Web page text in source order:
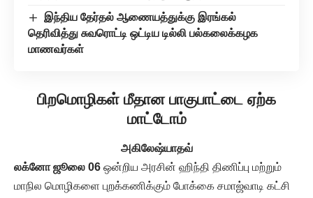
இந்திய தேர்தல் ஆணையத்துக்கு இரங்கல்
தெரிவித்து சுவரொட்டி ஒட்டிய டில்லி பல்கலைக்கழக
மாணவர்கள்
பிறமொழிகள் மீதான பாகுபாட்டை ஏற்க
மாட்டோம்
அகிலேஷ்யாதவ்
லக்னோ ஜூலை 06 ஒன்றிய அரசின் ஹிந்தி திணிப்பு மற்றும்
மாநில மொழிகளை புறக்கணிக்கும் போக்கை சமாஜ்வாடி கட்சி